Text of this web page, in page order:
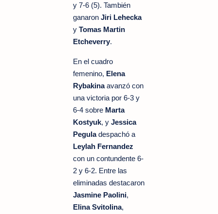
y 7-6 (5). También
ganaron Jiri Lehecka
y Tomas Martin
Etcheverry.
En el cuadro
femenino, Elena
Rybakinaavanzó con
una victoria por 6-3 y
6-4 sobre Marta
Kostyuk, y Jessica
Peguladespachó a
Leylah Fernandez
con un contundente 6-
2 y 6-2. Entre las
eliminadas destacaron
Jasmine Paolini,
Elina Svitolina,